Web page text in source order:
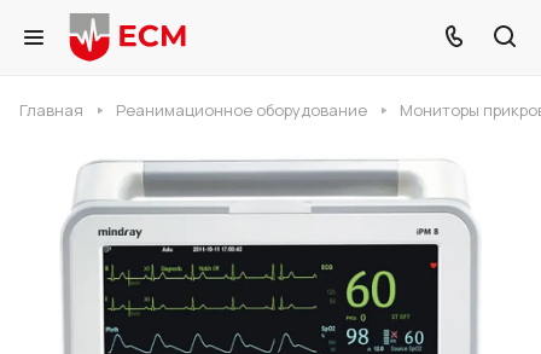
Главная Реанимационное оборудование Мониторы